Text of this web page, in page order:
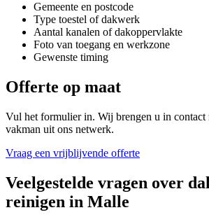
Gemeente en postcode
Type toestel of dakwerk
Aantal kanalen of dakoppervlakte
Foto van toegang en werkzone
Gewenste timing
Offerte op maat
Vul het formulier in. Wij brengen u in contact
vakman uit ons netwerk.
Vraag een vrijblijvende offerte
Veelgestelde vragen over
reinigen in Malle